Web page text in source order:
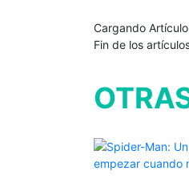
Cargando
Fin de los